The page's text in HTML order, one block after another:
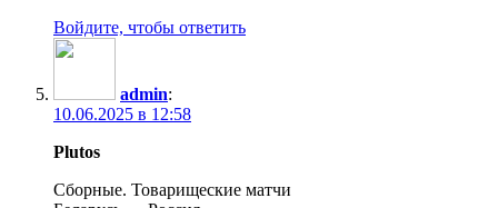
Войдите, чтобы ответить
admin:
10.06.2025 в 12:58
Plutos
Сборные. Товарищеские матчи